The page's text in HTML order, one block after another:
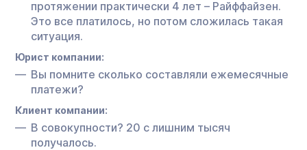
протяжении практически 4 лет – Райффайзен.
Это все платилось, но потом сложилась такая
ситуация.
Юрист компании:
Вы помните сколько составляли ежемесячные
платежи?
Клиент компании:
В совокупности? 20 с лишним тысяч
получалось.